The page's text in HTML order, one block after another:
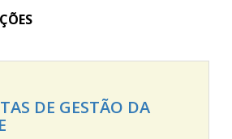
DE GESTÃO DA